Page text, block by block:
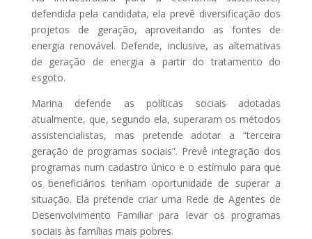
defendida pela candidata, ela prevê diversificação dos
projetos de geração, aproveitando as fontes de
energia renovável. Defende, inclusive, as alternativas
de geração de energia a partir do tratamento do
esgoto.
Marina defende as políticas sociais adotadas
atualmente, que, segundo ela, superaram os métodos
assistencialistas, mas pretende adotar a “terceira
geração de programas sociais”. Prevê integração dos
programas num cadastro único e o estímulo para que
os beneficiários tenham oportunidade de superar a
situação. Ela pretende criar uma Rede de Agentes de
Desenvolvimento Familiar para levar os programas
sociais às famílias mais pobres.